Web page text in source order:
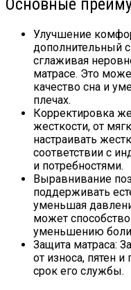
Основные
Улучшение
дополнительный
сглаживая
матрасе. Это
качество сна и
плечах.
Корректировка
жесткости, от
настраивать
соответствии с
и потребностями.
Выравнивание
поддерживать
уменьшая
может
уменьшению
Защита матраса:
от износа, пятен
срок его службы.